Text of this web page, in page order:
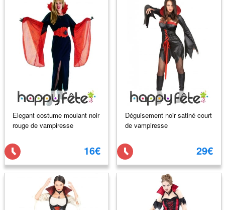
Elegant costume moulant noir
rouge de vampiresse
16€
Déguisement noir satiné court
de vampiresse
29€